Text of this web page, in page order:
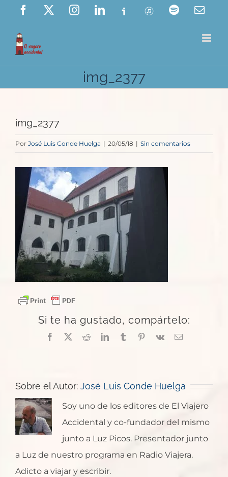
Saltar
contenido
Facebook InstagramLinkedIn
Ivoox ITunes Spotify
img_2377
img_2377
Por José Luis Conde Huelga | 20/05/18 | Sin comentarios
Si te ha gustado, compártelo:
Facebook
X RedditLinkedInTumblrPinterest
Vk
Correo
Sobre el Autor: José Luis Conde Huelga
Soy uno de los editores de El Viajero
Accidental y co-fundador del mismo
junto a Luz Picos. Presentador junto
a Luz de nuestro programa en Radio Viajera.
Adicto a viajar y escribir.